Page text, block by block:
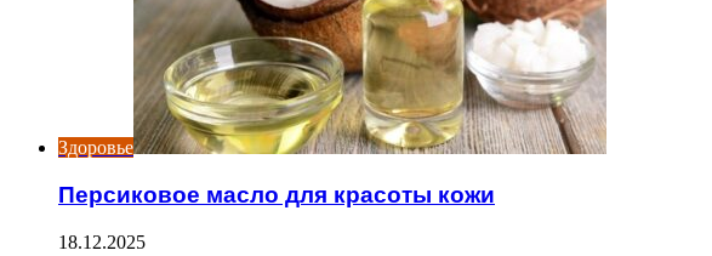
Здоровье
Персиковое масло для красоты кожи
18.12.2025